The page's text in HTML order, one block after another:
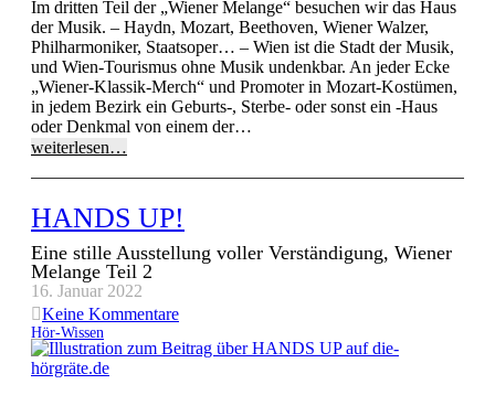
Im dritten Teil der „Wiener Melange“ besuchen wir das Haus
der Musik. – Haydn, Mozart, Beethoven, Wiener Walzer,
Philharmoniker, Staatsoper… – Wien ist die Stadt der Musik,
und Wien-Tourismus ohne Musik undenkbar. An jeder Ecke
„Wiener-Klassik-Merch“ und Promoter in Mozart-Kostümen,
in jedem Bezirk ein Geburts-, Sterbe- oder sonst ein -Haus
oder Denkmal von einem der…
weiterlesen…
HANDS UP!
Eine stille Ausstellung voller Verständigung, Wiener
Melange Teil 2
16. Januar 2022
Keine Kommentare
Hör-Wissen